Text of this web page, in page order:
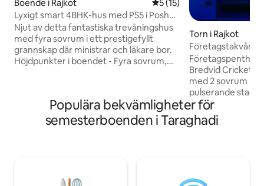
Boende i Rajkot 5 av 5 i genomsnittligt
5 (15)
Lyxigt smart 4BHK-hus med PS5 i Posh
Area
Njut av detta fantastiska trevåningshus
med fyra sovrum i ett prestigefyllt
grannskap där ministrar och läkare bor.
Höjdpunkter i boendet - Fyra sovrum,
uppslukande tittarupplevelse Wifi-
aktiverade smarta hemkontroller
Närliggande attraktioner - Atal Sarovar –
Torn i Rajkot
Stadium
Bredvid Cricket Stadium.
med 2 sovrum
pulserande
dig att uppleva
lugnt boende på
är unikt? Gratis tillgång till
möblerat kök •
Populära bekvämligheter för
semesterboenden i Taraghadi